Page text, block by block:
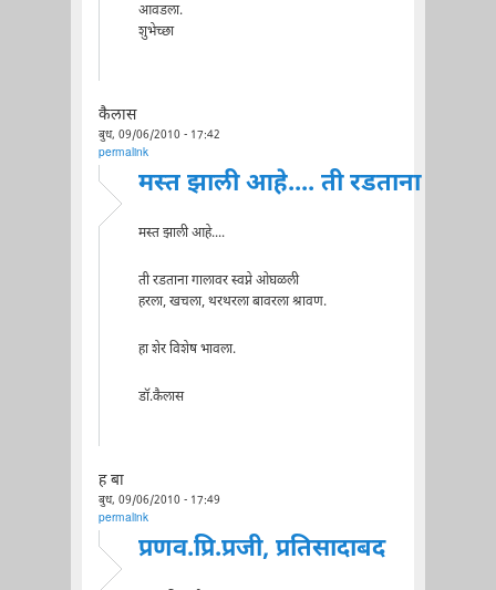
आवडला.
शुभेच्छा
कैलास
बुध, 09/06/2010 - 17:42
permalink
मस्त झाली आहे.... ती रडताना
मस्त झाली आहे....
ती रडताना गालावर स्वप्ने ओघळली
हरला, खचला, थरथरला बावरला श्रावण.
हा शेर विशेष भावला.
डॉ.कैलास
ह बा
बुध, 09/06/2010 - 17:49
permalink
प्रणव.प्रि.प्रजी, प्रतिसादाबद